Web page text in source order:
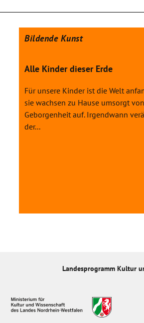
Bildende Kunst
Alle Kinder dieser Erde
Für unsere Kinder ist die Welt
sie wachsen zu Hause umsorgt
Geborgenheit auf. Irgendwann
der...
Landesprogramm Kultur